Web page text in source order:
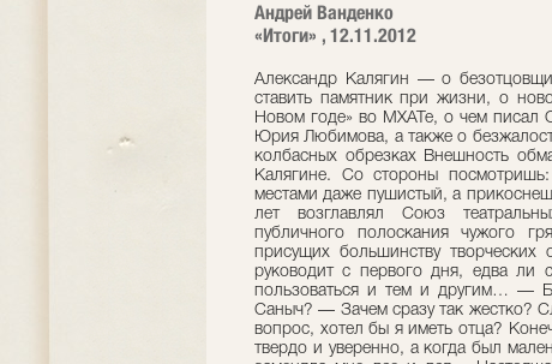
Андрей Ванденко
«Итоги» , 12.11.2012
Александр Калягин — о безотцовщине и еврейской маме, которой можно было ставить памятник при жизни, о новогодней ночи в «скорой помощи» и «Старом Новом годе» во МХАТе, о чем писал Олегу Ефремову и за что получал на орехи от Юрия Любимова, а также о безжалостно раздавленной скрипке и политых слезами колбасных обрезках Внешность обманчива. Это и о нем сказано, о Сан Саныче Калягине. Со стороны посмотришь: милый человек, круглый, гладкий, мягкий, местами даже пушистый, а прикоснешься — камень-кремень. Как бы иначе столько лет возглавлял Союз театральных деятелей России, умудряясь избегать публичного полоскания чужого грязного белья и прочих шумных разборок, присущих большинству творческих объединений? И театр «Et Cetera», которым руководит с первого дня, едва ли создал бы. Кнут и пряник — Калягин умеет пользоваться и тем и другим… — Безотцовщина — клеймо на всю жизнь, Сан Саныч? — Зачем сразу так жестко? Случилось. Понимаешь? Так случилось! Другой вопрос, хотел бы я иметь отца? Конечно! О чем разговор? Но это сегодня отвечаю твердо и уверенно, а когда был маленьким, совершенно не нуждался в папе. Мама заменяла мне все и вся… Настоящая еврейская мать. А по отцу я русский. Он присутствовал в моей жизни незримо — на семейных фото и в маминых воспоминаниях. Я не ощущал себя обездоленным, мне попросту не с чем было сравнивать. Папа работал ректором Московского областного педагогического института имени Крупской и параллельно — деканом исторического факультета. Мама заведовала кафедрой французского языка филфака. В МОПИ они и познакомились. Мог бы сказать: служебный роман, но мало знаю об их отношениях. Читал лишь папины письма, адресованные маме в роддом. Над ними можно плакать. Как отец старался успокоить маму, поддержать ее, как они вместе выбирали имя. Александр — победитель, защитник… Правда, в семье меня звали Аличкой. Когда началась Великая Отечественная война, МОПИ эвакуировали из Москвы в Кировскую область, в город Малмыж. Там папа и умер. Попросту надорвался. Надо было разместить студентов на постой, распределить по избам, хоть как-то наладить учебный процесс… Все произошло внезапно, практически мгновенно. Я физически не могу этого помнить, поскольку в то время был совсем маленьким. Знаю все в пересказе мамы. Как среди ночи почувствовала, что папе плохо, вскочила с кровати, подбежала, но не смогла ничем помочь… Кровоизлияние в мозг и моментальная остановка сердца. Лет пять назад я съездил в те места. Сначала хотел вместе с мамой — не успел. Потом с тетей собирался — тот же результат. В итоге отправился один. Страшно боялся: вдруг эмоции нахлынут, накроют с головой… Меня сопровождали сотрудники местного краеведческого музея. Пошли на кладбище с развалившейся церковью, которую сейчас восстанавливают, я увидел могилку отца… Не знаю, можно ли считать катарсисом потрясение от зрелища того, как живут люди? Будто за последние семьдесят лет ничего не изменилось!.. Так вот о безотцовщине. Моим воспитанием плотно занималась еврейская родня по маминой линии. Там была сплошь интеллигенция — профессура, преподаватели вузов, ученые… От меня многое скрывали, растили в атмосфере благолепия и прекраснодушия. Много позже узнал, что брак с папой был у мамы вторым. В первый раз она вышла замуж неудачно, избранник оказался пьющим, у нее случился выкидыш. Это рассказала моя обожаемая тетя Фаня. Проболталась ненароком или по глупости. И вот однажды, поссорившись с мамой (а ссоры у нас случались бурные, горячие), я гневно бросил ей в лицо: «Мне все известно! Ты была замужем! И хотела родить другого ребенка! Не меня!» Она грустно-грустно смотрела на обожаемого Аличку, которого выносила в сорок лет, и молчала. Потом пришла тетя Фаня. Мама сказала ей: «Ты конченая дура, да? Голова не варит? Нашла, кому и что говорить! Он же ни черта не понимает, но твои бредни запомнит!» — Сколько вам было в ту пору? — Десять или одиннадцать… Мама всю жизнь обижалась, считая, что я недостаточно ценю сделанное ею. Пожалуй, понять маму можно. Решиться родить, когда тебе уже сорок, а за окном война… Перед эвакуацией мама пошла к врачу, и тот сказал: «Больше забеременеть не сможете, это ваш последний шанс». Надо ли говорить, что с единственного чада сдували пылинки, холили и лелеяли? Мамина любовь была фанатична, даже патологична. Жили мы после возвращения в Москву не шикарно. Зарплаты не хватало, мама преподавала в институте, а после лекций до ночи давала частные уроки